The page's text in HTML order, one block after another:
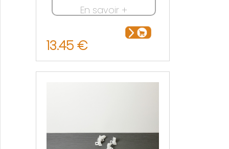
En savoir +
13.45 €